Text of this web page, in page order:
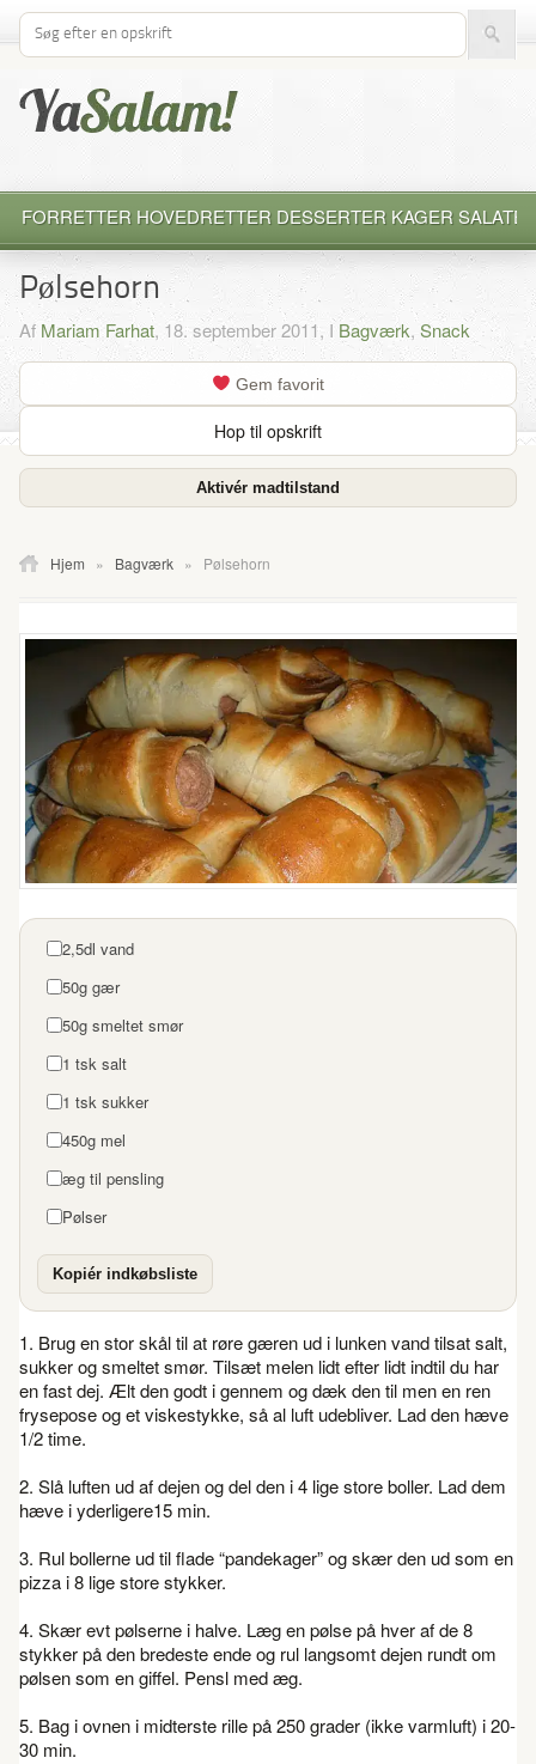
Søg efter opskrift
FORRETTER HOVEDRETTER DESSERTER KAGER
Pølsehorn
Af Mariam Farhat, 18. september 2011, I Bagværk, Snack
Gem favorit
Hop til opskrift
Aktivér madtilstand
Hjem » Bagværk » Pølsehorn
2,5dl vand
50g gær
50g smeltet smør
1 tsk salt
1 tsk sukker
450g mel
æg til pensling
Pølser
Kopiér indkøbsliste
1. Brug en stor skål til at røre gæren ud i lunken vand tilsat salt,
sukker og smeltet smør. Tilsæt melen lidt efter lidt indtil du har
en fast dej. Ælt den godt i gennem og dæk den til men en ren
frysepose og et viskestykke, så al luft udebliver. Lad den hæve
1/2 time.
2. Slå luften ud af dejen og del den i 4 lige store boller. Lad dem
hæve i yderligere15 min.
3. Rul bollerne ud til flade “pandekager” og skær den ud som en
pizza i 8 lige store stykker.
4. Skær evt pølserne i halve. Læg en pølse på hver af de 8
stykker på den bredeste ende og rul langsomt dejen rundt om
pølsen som en giffel. Pensl med æg.
5. Bag i ovnen i midterste rille på 250 grader (ikke varmluft) i 20-
30 min.